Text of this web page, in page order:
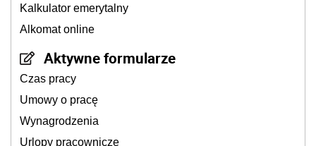
Kalkulator emerytalny
Alkomat online
Aktywne formularze
Czas pracy
Umowy o pracę
Wynagrodzenia
Urlopy pracownicze